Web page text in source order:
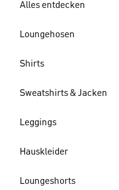
Alles entdecken
Loungehosen
Shirts
Sweatshirts & Jacken
Leggings
Hauskleider
Loungeshorts